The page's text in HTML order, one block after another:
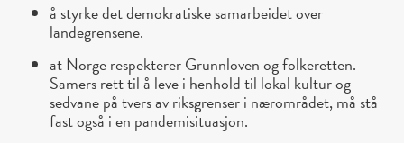
å styrke det demokratiske samarbeidet over
landegrensene.
at Norge respekterer Grunnloven og folkeretten.
Samers rett til å leve i henhold til lokal kultur og
sedvane på tvers av riksgrenser i nærområdet, må stå
fast også i en pandemisituasjon.